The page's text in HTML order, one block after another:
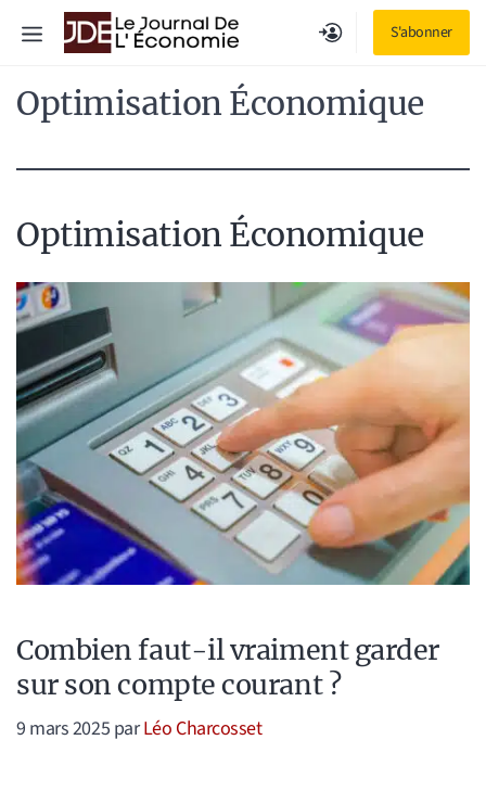
S'abonner
Menu
Optimisation Économique
Optimisation Économique
Combien faut-il vraiment garder
sur son compte courant ?
9 mars 2025 parLéo Charcosset